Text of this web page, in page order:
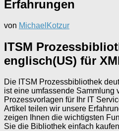
Erfahrungen
von MichaelKotzur
ITSM
englisch(US) für
Die ITSM Prozessbibliothek
ist eine umfassende Sammlung
Prozessvorlagen für Ihr IT
Artikel teilen wir unsere
zeigen Ihnen die wichtigsten
Sie die Bibliothek einfach